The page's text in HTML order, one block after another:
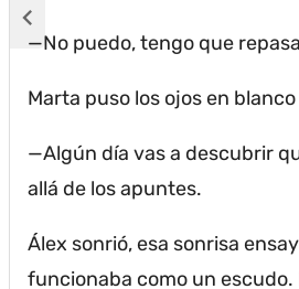
chevron_left
—No puedo, tengo que
Marta puso los ojos en
—Algún día vas a descubrir
allá de los apuntes.
Álex sonrió, esa sonrisa
funcionaba como un escudo.